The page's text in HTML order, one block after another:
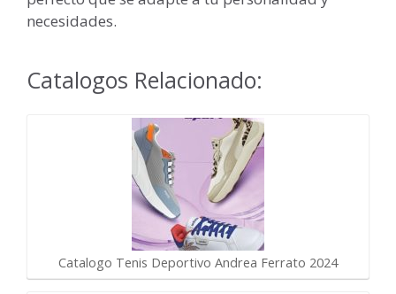
necesidades.
Catalogos Relacionado:
Catalogo Tenis Deportivo Andrea Ferrato 2024